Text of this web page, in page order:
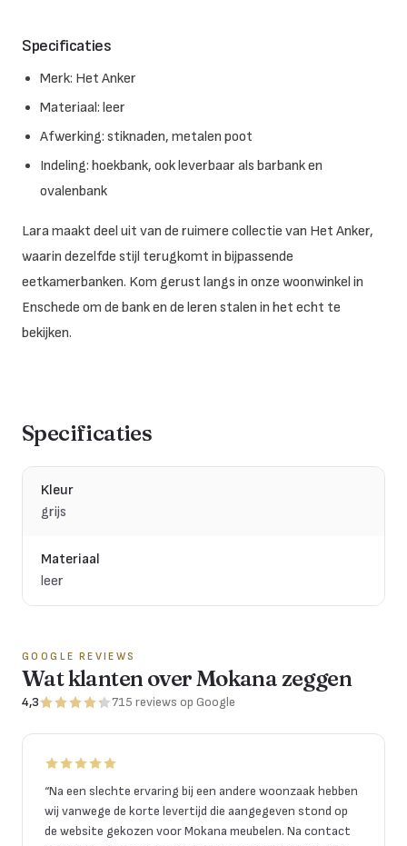
Specificaties
Merk: Het Anker
Materiaal: leer
Afwerking: stiknaden, metalen poot
Indeling: hoekbank, ook leverbaar als barbank en
ovalenbank
Lara maakt deel uit van de ruimere collectie van Het Anker,
waarin dezelfde stijl terugkomt in bijpassende
eetkamerbanken. Kom gerust langs in onze woonwinkel in
Enschede om de bank en de leren stalen in het echt te
bekijken.
Specificaties
Kleur
grijs
Materiaal
leer
GOOGLE REVIEWS
Wat klanten over Mokana zeggen
4,3 715 reviews op Google
“Na een slechte ervaring bij een andere woonzaak hebben
wij vanwege de korte levertijd die aangegeven stond op
de website gekozen voor Mokana meubelen. Na contact